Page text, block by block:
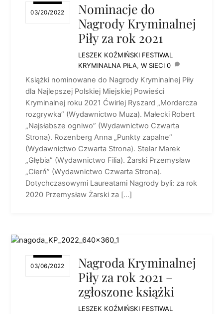
03/20/2022
Nominacje do
Nagrody Kryminalnej
Piły za rok 2021
LESZEK KOŹMIŃSKI FESTIWAL
KRYMINALNA PIŁA, W SIECI 0
Książki nominowane do Nagrody Kryminalnej Piły
dla Najlepszej Polskiej Miejskiej Powieści
Kryminalnej roku 2021 Ćwirlej Ryszard „Mordercza
rozgrywka” (Wydawnictwo Muza). Małecki Robert
„Najsłabsze ogniwo” (Wydawnictwo Czwarta
Strona). Rozenberg Anna „Punkty zapalne”
(Wydawnictwo Czwarta Strona). Stelar Marek
„Głębia” (Wydawnictwo Filia). Żarski Przemysław
„Cierń” (Wydawnictwo Czwarta Strona).
Dotychczasowymi Laureatami Nagrody byli: za rok
2020 Przemysław Żarski za […]
03/06/2022
Nagroda Kryminalnej
Piły za rok 2021 –
zgłoszone książki
LESZEK KOŹMIŃSKI FESTIWAL